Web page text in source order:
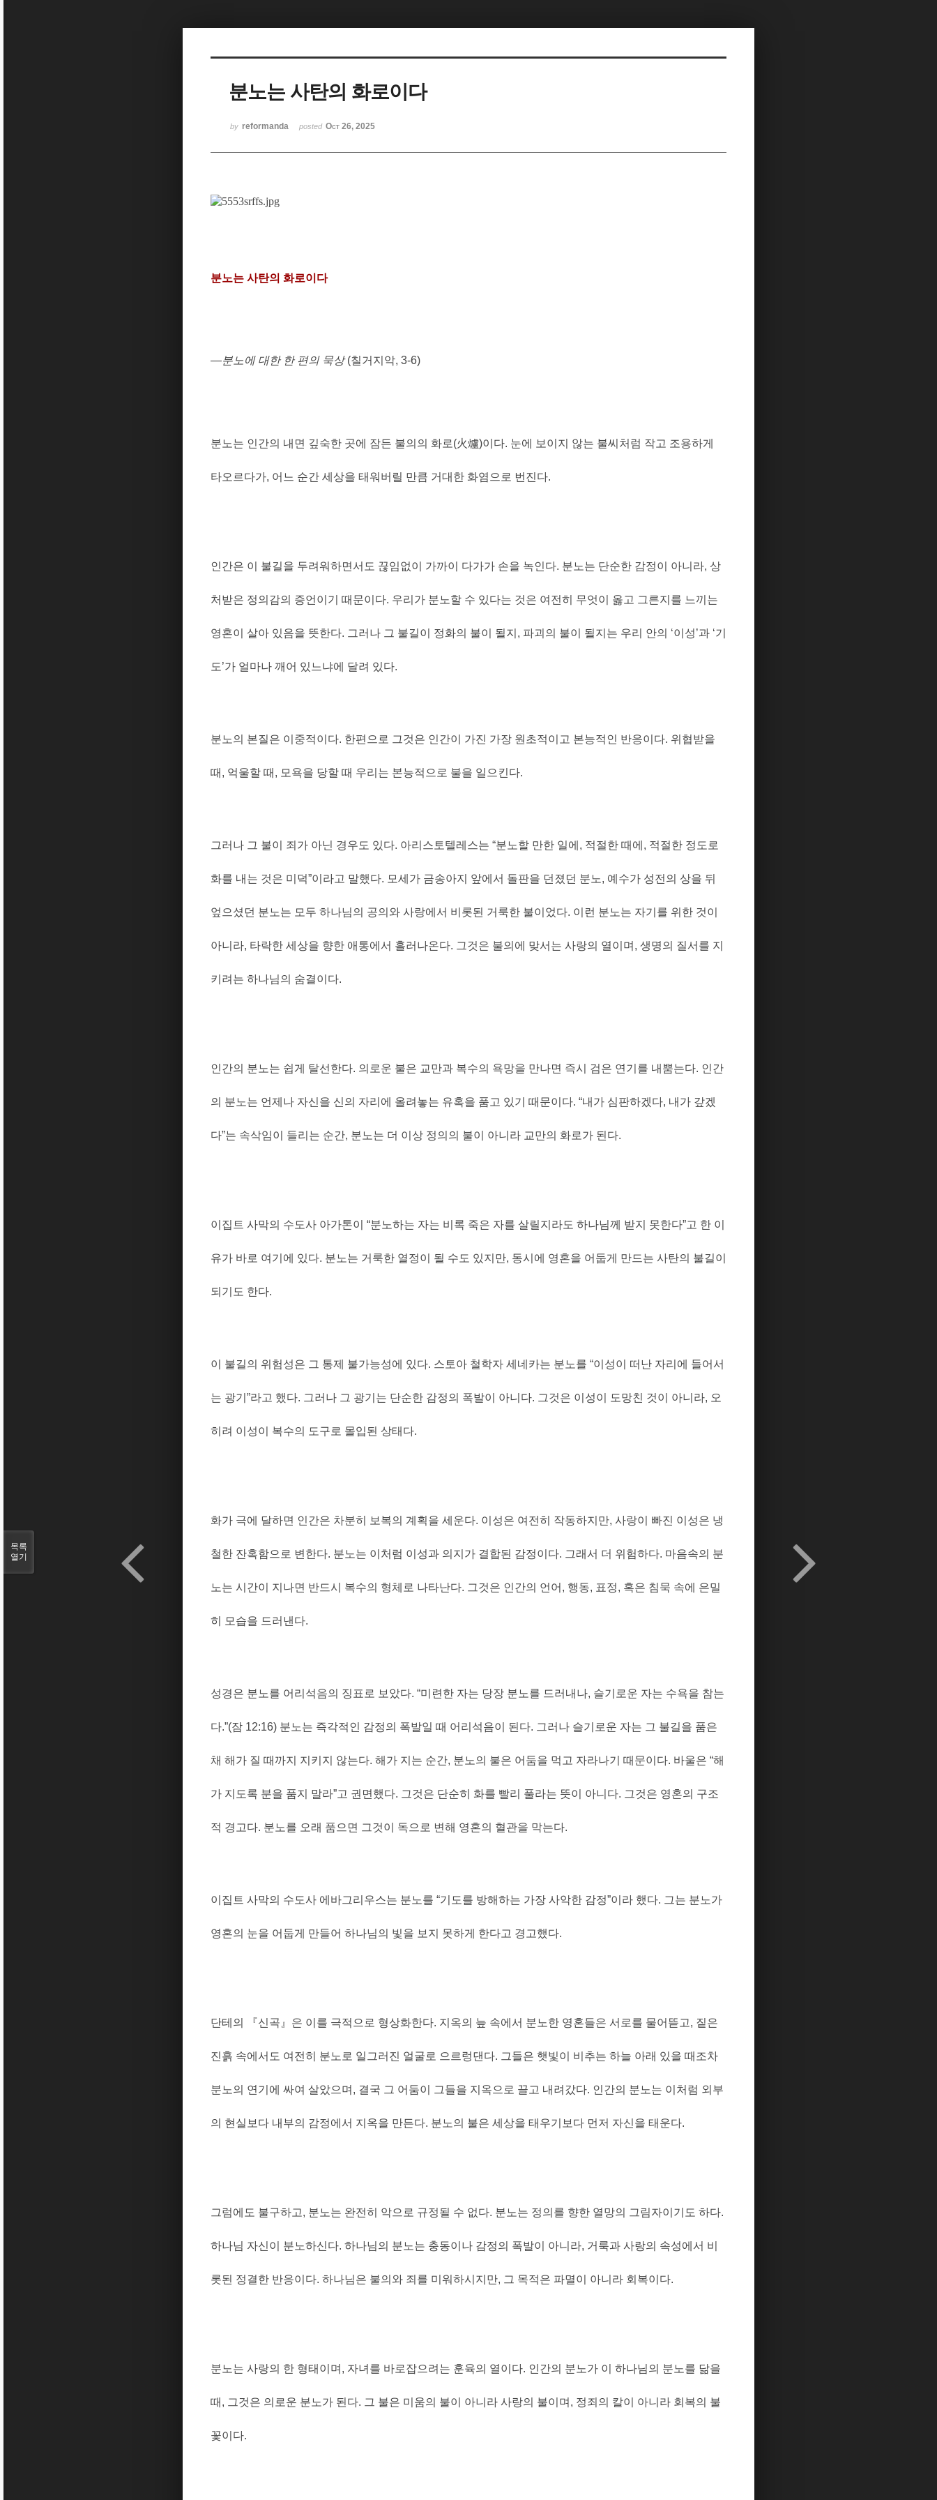
분노는 사탄의 화로이다
by reformanda posted Oct 26, 2025
분노는 사탄의 화로이다
―분노에 대한 한 편의 묵상(칠거지악, 3-6)
분노는 인간의 내면 깊숙한 곳에 잠든 불의의 화로(火爐)이다. 눈에 보이지 않는 불씨처럼 작고 조용하게
타오르다가, 어느 순간 세상을 태워버릴 만큼 거대한 화염으로 번진다.
인간은 이 불길을 두려워하면서도 끊임없이 가까이 다가가 손을 녹인다. 분노는 단순한 감정이 아니라, 상
처받은 정의감의 증언이기 때문이다. 우리가 분노할 수 있다는 것은 여전히 무엇이 옳고 그른지를 느끼는
영혼이 살아 있음을 뜻한다. 그러나 그 불길이 정화의 불이 될지 , 파괴의 불이 될지는 우리 안의 ‘이성’과 ‘기
도’가 얼마나 깨어 있느냐에 달려 있다.
분노의 본질은 이중적이다. 한편으로 그것은 인간이 가진 가장 원초적이고 본능적인 반응이다. 위협받을
때 , 억울할 때 , 모욕을 당할 때 우리는 본능적으로 불을 일으킨다.
그러나 그 불이 죄가 아닌 경우도 있다. 아리스토텔레스는 “분노할 만한 일에 , 적절한 때에 , 적절한 정도로
화를 내는 것은 미덕”이라고 말했다. 모세가 금송아지 앞에서 돌판을 던졌던 분노, 예수가 성전의 상을 뒤
엎으셨던 분노는 모두 하나님의 공의와 사랑에서 비롯된 거룩한 불이었다. 이런 분노는 자기를 위한 것이
아니라, 타락한 세상을 향한 애통에서 흘러나온다. 그것은 불의에 맞서는 사랑의 열이며 , 생명의 질서를 지
키려는 하나님의 숨결이다.
인간의 분노는 쉽게 탈선한다. 의로운 불은 교만과 복수의 욕망을 만나면 즉시 검은 연기를 내뿜는다. 인간
의 분노는 언제나 자신을 신의 자리에 올려놓는 유혹을 품고 있기 때문이다. “내가 심판하겠다, 내가 갚겠
다”는 속삭임이 들리는 순간, 분노는 더 이상 정의의 불이 아니라 교만의 화로가 된다.
이집트 사막의 수도사 아가톤이 “분노하는 자는 비록 죽은 자를 살릴지라도 하나님께 받지 못한다”고 한 이
유가 바로 여기에 있다. 분노는 거룩한 열정이 될 수도 있지만, 동시에 영혼을 어둡게 만드는 사탄의 불길이
되기도 한다.
이 불길의 위험성은 그 통제 불가능성에 있다. 스토아 철학자 세네카는 분노를 “이성이 떠난 자리에 들어서
는 광기 ”라고 했다. 그러나 그 광기는 단순한 감정의 폭발이 아니다. 그것은 이성이 도망친 것이 아니라, 오
히려 이성이 복수의 도구로 몰입된 상태다.
화가 극에 달하면 인간은 차분히 보복의 계획을 세운다. 이성은 여전히 작동하지만, 사랑이 빠진 이성은 냉
철한 잔혹함으로 변한다. 분노는 이처럼 이성과 의지가 결합된 감정이다. 그래서 더 위험하다. 마음속의 분
노는 시간이 지나면 반드시 복수의 형체로 나타난다. 그것은 인간의 언어 , 행동, 표정, 혹은 침묵 속에 은밀
히 모습을 드러낸다.
성경은 분노를 어리석음의 징표로 보았다. “미련한 자는 당장 분노를 드러내나, 슬기로운 자는 수욕을 참는
다.”(잠 12:16) 분노는 즉각적인 감정의 폭발일 때 어리석음이 된다. 그러나 슬기로운 자는 그 불길을 품은
채 해가 질 때까지 지키지 않는다. 해가 지는 순간, 분노의 불은 어둠을 먹고 자라나기 때문이다. 바울은 “해
가 지도록 분을 품지 말라”고 권면했다. 그것은 단순히 화를 빨리 풀라는 뜻이 아니다. 그것은 영혼의 구조
적 경고다. 분노를 오래 품으면 그것이 독으로 변해 영혼의 혈관을 막는다.
이집트 사막의 수도사 에바그리우스는 분노를 “기도를 방해하는 가장 사악한 감정”이라 했다. 그는 분노가
영혼의 눈을 어둡게 만들어 하나님의 빛을 보지 못하게 한다고 경고했다.
단테의 『신곡 』 은 이를 극적으로 형상화한다. 지옥의 늪 속에서 분노한 영혼들은 서로를 물어뜯고, 짙은
진흙 속에서도 여전히 분노로 일그러진 얼굴로 으르렁댄다. 그들은 햇빛이 비추는 하늘 아래 있을 때조차
분노의 연기에 싸여 살았으며 , 결국 그 어둠이 그들을 지옥으로 끌고 내려갔다. 인간의 분노는 이처럼 외부
의 현실보다 내부의 감정에서 지옥을 만든다. 분노의 불은 세상을 태우기보다 먼저 자신을 태운다.
그럼에도 불구하고, 분노는 완전히 악으로 규정될 수 없다. 분노는 정의를 향한 열망의 그림자이기도 하다.
하나님 자신이 분노하신다. 하나님의 분노는 충동이나 감정의 폭발이 아니라, 거룩과 사랑의 속성에서 비
롯된 정결한 반응이다. 하나님은 불의와 죄를 미워하시지만, 그 목적은 파멸이 아니라 회복이다.
분노는 사랑의 한 형태이며 , 자녀를 바로잡으려는 훈육의 열이다. 인간의 분노가 이 하나님의 분노를 닮을
때 , 그것은 의로운 분노가 된다. 그 불은 미움의 불이 아니라 사랑의 불이며 , 정죄의 칼이 아니라 회복의 불
꽃이다.
목록
열기